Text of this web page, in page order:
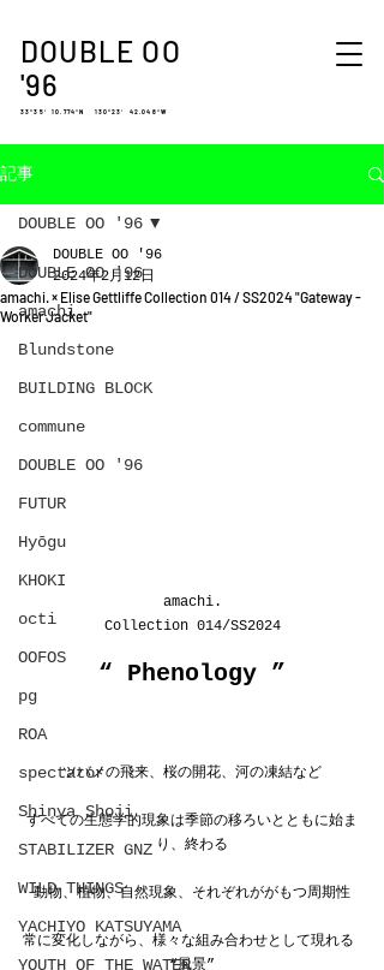
DOUBLE OO
'96
33°35′ 10.774″N 130°23′ 42.048″W
記事
DOUBLE OO '96
amachi.
Blundstone
BUILDING BLOCK
commune
DOUBLE OO '96
FUTUR
Hyōgu
KHOKI
octi
OOFOS
pg
ROA
spectator
Shinya Shoji
STABILIZER GNZ
WILD THINGS
YACHIYO KATSUYAMA
YOUTH OF THE WATER
DOUBLE OO '96
amachi. × Elise Gettliffe Collection 014 / SS2024 "Gateway -
Worker Jacket"
DOUBLE OO '96
2024年2月12日
amachi.
Collection 014/SS2024
“ Phenology ”
ツバメの飛来、桜の開花、河の凍結など
すべての生態学的現象は季節の移ろいとともに始ま
り、終わる
動物、植物、自然現象、それぞれががもつ周期性
常に変化しながら、様々な組み合わせとして現れる
“風景”